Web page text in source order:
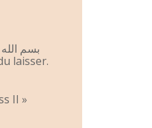
بسم
laisser.
II »